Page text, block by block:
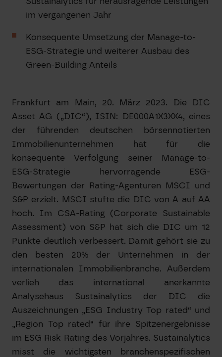
im vergangenen Jahr
Konsequente Umsetzung der Manage-to-
ESG-Strategie und weiterer Ausbau des
Green-Building Anteils
Frankfurt am Main, 20. März 2023. Die DIC
Asset AG („DIC“), ISIN: DE000A1X3XX4, eines
der führenden deutschen börsennotierten
Immobilienunternehmen hat für die
konsequente Verfolgung seiner Manage-to-
ESG-Strategie hervorragende ESG-
Bewertungen der Rating-Agenturen MSCI und
S&P erzielt. MSCI stufte die DIC von A auf AA
hoch. Im CSA-Rating (Corporate Sustainable
Assessment) von S&P hat sich die DIC um 12
Punkte deutlich verbessert. Damit gehört sie zu
den besten 20% der Unternehmen in der
internationalen Immobilienbranche. Außerdem
verlieh das international anerkannte
Analysehaus Sustainalytics der DIC die
Auszeichnungen „ESG Industry Top rated“ und
„Region Top rated“ für ihre Spitzenergebnisse
im ESG Risk Rating des Vorjahres. Sustainalytics
misst die wichtigsten branchenspezifischen